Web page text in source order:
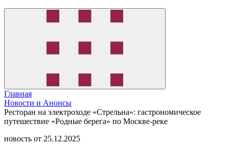
Главная
Новости и Анонсы
Ресторан на электроходе «Стрельна»: гастрономическое
путешествие «Родные берега» по Москве-реке
новость от 25.12.2025